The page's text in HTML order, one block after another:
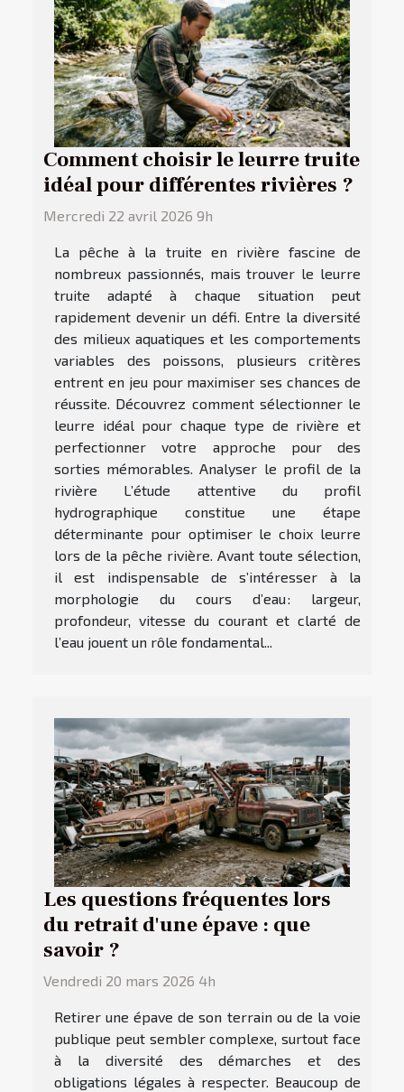
Comment choisir le leurre truite
idéal pour différentes rivières ?
Mercredi 22 avril 2026 9h
La pêche à la truite en rivière fascine de
nombreux passionnés, mais trouver le leurre
truite adapté à chaque situation peut
rapidement devenir un défi. Entre la diversité
des milieux aquatiques et les comportements
variables des poissons, plusieurs critères
entrent en jeu pour maximiser ses chances de
réussite. Découvrez comment sélectionner le
leurre idéal pour chaque type de rivière et
perfectionner votre approche pour des
sorties mémorables. Analyser le profil de la
rivière L’étude attentive du profil
hydrographique constitue une étape
déterminante pour optimiser le choix leurre
lors de la pêche rivière. Avant toute sélection,
il est indispensable de s’intéresser à la
morphologie du cours d’eau : largeur,
profondeur, vitesse du courant et clarté de
l’eau jouent un rôle fondamental...
Les questions fréquentes lors
du retrait d'une épave : que
savoir ?
Vendredi 20 mars 2026 4h
Retirer une épave de son terrain ou de la voie
publique peut sembler complexe, surtout face
à la diversité des démarches et des
obligations légales à respecter. Beaucoup de